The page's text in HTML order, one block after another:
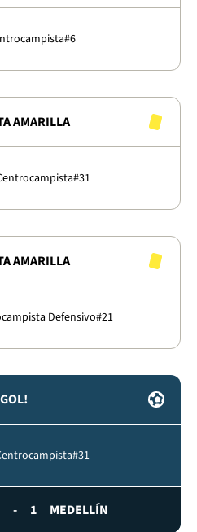
#6
AMARILLA
#31
AMARILLA
Defensivo#21
#31
- 1 MEDELLÍN